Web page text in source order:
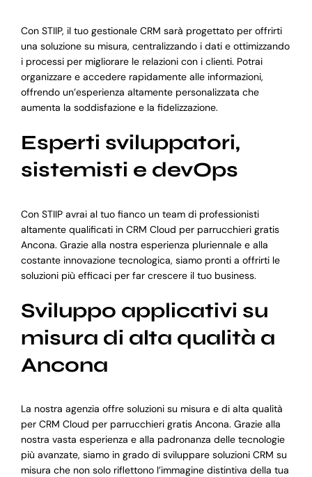
Con STIIP, il tuo gestionale CRM sarà progettato per offrirti
una soluzione su misura, centralizzando i dati e ottimizzando
i processi per migliorare le relazioni con i clienti. Potrai
organizzare e accedere rapidamente alle informazioni,
offrendo un’esperienza altamente personalizzata che
aumenta la soddisfazione e la fidelizzazione.
Esperti sviluppatori,
sistemisti e devOps
Con STIIP avrai al tuo fianco un team di professionisti
altamente qualificati in CRM Cloud per parrucchieri gratis
Ancona. Grazie alla nostra esperienza pluriennale e alla
costante innovazione tecnologica, siamo pronti a offrirti le
soluzioni più efficaci per far crescere il tuo business.
Sviluppo applicativi su
misura di alta qualità a
Ancona
La nostra agenzia offre soluzioni su misura e di alta qualità
per CRM Cloud per parrucchieri gratis Ancona. Grazie alla
nostra vasta esperienza e alla padronanza delle tecnologie
più avanzate, siamo in grado di sviluppare soluzioni CRM su
misura che non solo riflettono l’immagine distintiva della tua